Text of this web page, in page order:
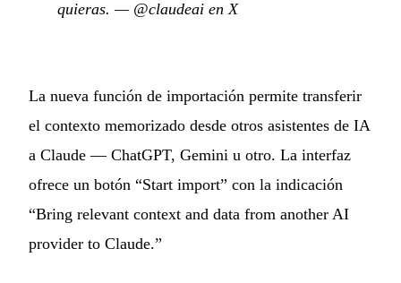
quieras. — @claudeai en X
La nueva función de importación permite transferir
el contexto memorizado desde otros asistentes de IA
a Claude — ChatGPT, Gemini u otro. La interfaz
ofrece un botón “Start import” con la indicación
“Bring relevant context and data from another AI
provider to Claude.”